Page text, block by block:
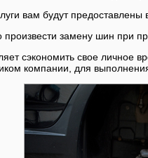
вам будут
замену шин при
сэкономить свое личное
компании, для